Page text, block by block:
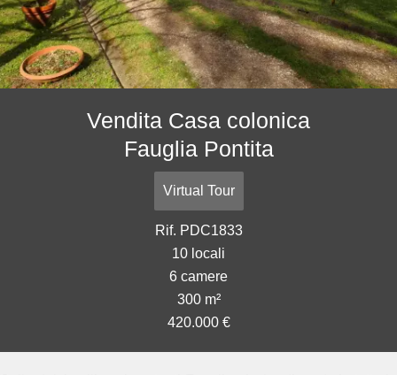
Vendita Casa colonica
Fauglia Pontita
Virtual Tour
Rif. PDC1833
10 locali
6 camere
300 m²
420.000 €